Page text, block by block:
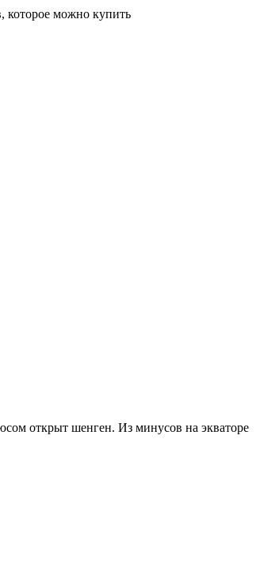
которое можно купить
открыт шенген. Из минусов на экваторе